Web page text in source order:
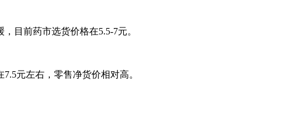
目前药市选货价格在5.5-7元。
元左右，零售净货价相对高。